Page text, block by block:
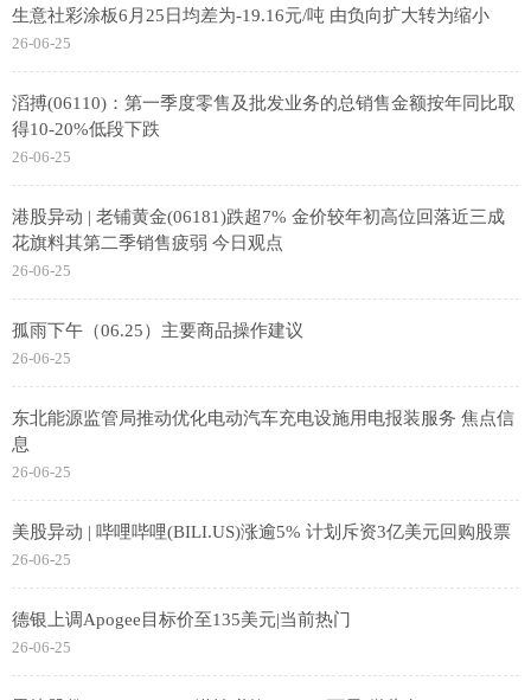
生意社彩涂板6月25日均差为-19.16元/吨 由负向扩大转为缩小
26-06-25
滔搏(06110)：第一季度零售及批发业务的总销售金额按年同比取
得10-20%低段下跌
26-06-25
港股异动 | 老铺黄金(06181)跌超7% 金价较年初高位回落近三成
花旗料其第二季销售疲弱 今日观点
26-06-25
孤雨下午（06.25）主要商品操作建议
26-06-25
东北能源监管局推动优化电动汽车充电设施用电报装服务 焦点信
息
26-06-25
美股异动 | 哔哩哔哩(BILI.US)涨逾5% 计划斥资3亿美元回购股票
26-06-25
德银上调Apogee目标价至135美元|当前热门
26-06-25